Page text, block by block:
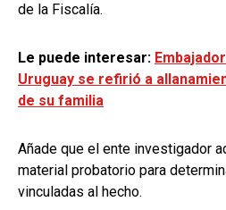
de la Fiscalía.
Le puede interesar:
Uruguay se refirió a
de su familia
Añade que el ente investigador
material probatorio para
vinculadas al hecho.